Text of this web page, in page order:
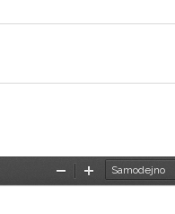
PomanjšajPovečaj